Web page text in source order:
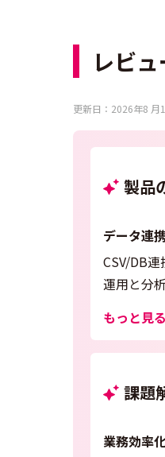
レビ
更新日：2026年8 月
製品
データ連
CSV/DB
運用と分
もっと見る
課題
業務効率